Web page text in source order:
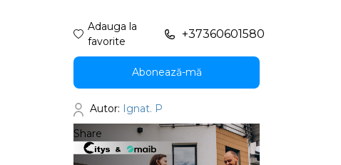
Adauga la
favorite
+37360601580
Abonează-mă
Autor: Ignat. P
Share